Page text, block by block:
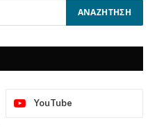
YouTube